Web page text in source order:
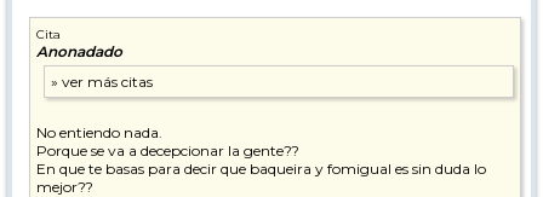
Cita
Anonadado
No entiendo nada.
Porque se va a decepcionar la gente??
En que te basas para decir que baqueira y fomigual es sin duda lo
mejor??